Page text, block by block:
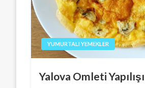
YUMURTALI YEMEKLER
Yalova Omleti Yapılışı